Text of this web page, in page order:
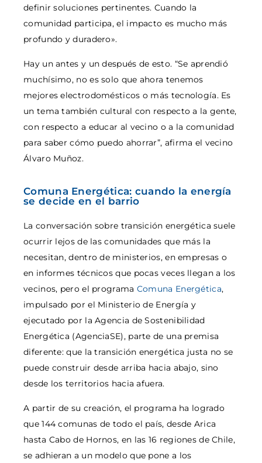
definir soluciones pertinentes. Cuando la
comunidad participa, el impacto es mucho más
profundo y duradero».
Hay un antes y un después de esto. “Se aprendió
muchísimo, no es solo que ahora tenemos
mejores electrodomésticos o más tecnología. Es
un tema también cultural con respecto a la gente,
con respecto a educar al vecino o a la comunidad
para saber cómo puedo ahorrar”, afirma el vecino
Álvaro Muñoz.
Comuna Energética: cuando la energía
se decide en el barrio
La conversación sobre transición energética suele
ocurrir lejos de las comunidades que más la
necesitan, dentro de ministerios, en empresas o
en informes técnicos que pocas veces llegan a los
vecinos, pero el programa Comuna Energética,
impulsado por el Ministerio de Energía y
ejecutado por la Agencia de Sostenibilidad
Energética (AgenciaSE), parte de una premisa
diferente: que la transición energética justa no se
puede construir desde arriba hacia abajo, sino
desde los territorios hacia afuera.
A partir de su creación, el programa ha logrado
que 144 comunas de todo el país, desde Arica
hasta Cabo de Hornos, en las 16 regiones de Chile,
se adhieran a un modelo que pone a los